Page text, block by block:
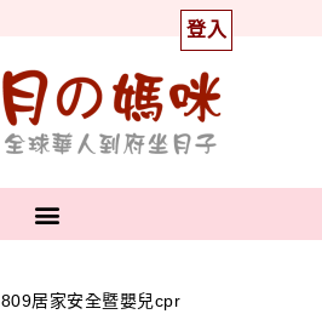
登入
居家安全暨嬰兒cpr